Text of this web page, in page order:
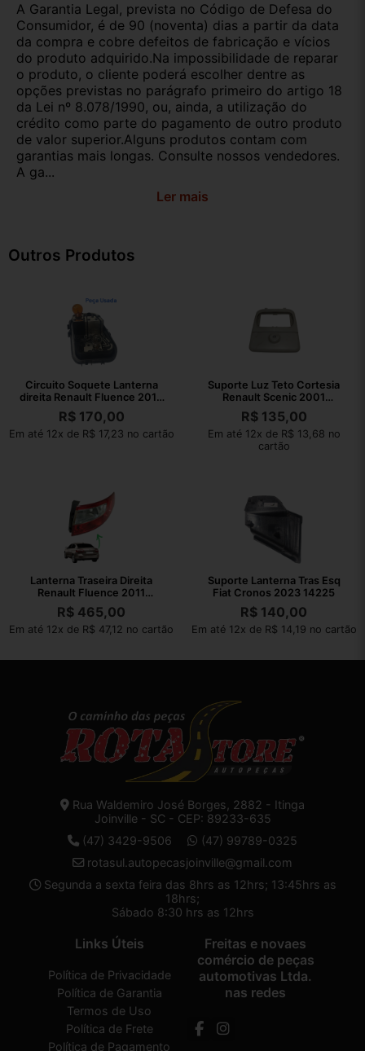
A Garantia Legal, prevista no Código de Defesa do
Consumidor, é de 90 (noventa) dias a partir da data
da compra e cobre defeitos de fabricação e vícios
do produto adquirido.Na impossibilidade de reparar
o produto, o cliente poderá escolher dentre as
opções previstas no parágrafo primeiro do artigo 18
da Lei nº 8.078/1990, ou, ainda, a utilização do
crédito como parte do pagamento de outro produto
de valor superior.Alguns produtos contam com
garantias mais longas. Consulte nossos vendedores.
A ga...
Ler mais
Outros Produtos
Circuito Soquete Lanterna
direita Renault Fluence 2012
orig
R$170,00
Em até 12x de R$ 17,23 no cartão
Suporte Luz Teto Cortesia
Renault Scenic 2001
7700434582
R$135,00
Em até 12x de R$ 13,68 no
cartão
Lanterna Traseira Direita
Renault Fluence 2011
265502140r
Direito/passageiro
R$ 465,00
Em até 12x de R$ 47,12 no cartão
Suporte Lanterna Tras Esq
Fiat Cronos 2023 14225
R$ 140,00
Em até 12x de R$ 14,19 no cartão
Rua Waldemiro José Borges, 2882 - Itinga
Joinville - SC - CEP: 89233-635
(47) 3429-9506
(47) 99789-0325
rotasul.autopecasjoinville@gmail.com
Segunda a sexta feira das 8hrs as 12hrs; 13:45hrs as
18hrs;
Sábado 8:30 hrs as 12hrs
Links Úteis
Política de Privacidade
Política de Garantia
Termos de Uso
Política de Frete
Política de Pagamento
Freitas e novaes
comércio de peças
automotivas Ltda.
nas redes